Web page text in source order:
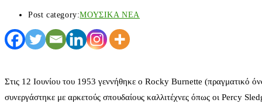
Post category:ΜΟΥΣΙΚΑ ΝΕΑ
Στις 12 Ιουνίου του 1953 γεννήθηκε ο Rocky Burnette (πραγματικό
συνεργάστηκε με αρκετούς σπουδαίους καλλιτέχνες όπως οι Percy